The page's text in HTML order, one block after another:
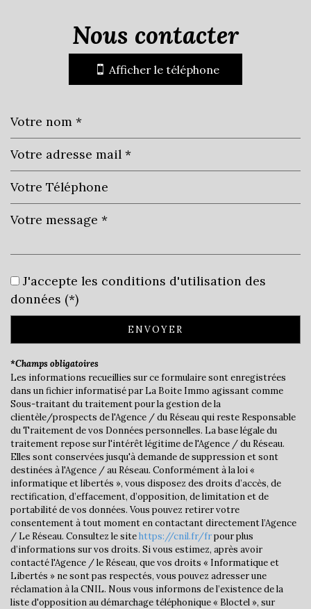
École primaire
statistiques
Nombre d'habitants
Propriétaires (vs. locataires)
59,45 %
Taxe habitation
22,33 %
Taxe foncière
Habitants de moins de 25 ans
21,76 %
Habitants de 25 à 55 ans
Habitants de plus de 55 ans
Nombre d'enfants par famille
0,62
Familles sans enfant
62,26 %
Familles avec 1 ou 2 enfants
nous contacter
Afficher le téléphone
J'accepte les conditions d'utilisation des
données (*)
ENVOYER
*Champs obligatoires
Les informations recueillies sur ce formulaire sont enregistrées
dans un fichier informatisé par La Boite Immo agissant comme
Sous-traitant du traitement pour la gestion de la
clientèle/prospects de l'Agence / du Réseau qui reste Responsable
du Traitement de vos Données personnelles. La base légale du
traitement repose sur l'intérêt légitime de l'Agence / du Réseau.
Elles sont conservées jusqu'à demande de suppression et sont
destinées à l'Agence / au Réseau. Conformément à la loi «
informatique et libertés », vous disposez des droits d’accès, de
rectification, d’effacement, d’opposition, de limitation et de
portabilité de vos données. Vous pouvez retirer votre
consentement à tout moment en contactant directement l’Agence
/ Le Réseau. Consultez le sitehttps://cnil.fr/frpour plus
d’informations sur vos droits. Si vous estimez, après avoir
contacté l'Agence / le Réseau, que vos droits « Informatique et
Libertés » ne sont pas respectés, vous pouvez adresser une
réclamation à la CNIL. Nous vous informons de l’existence de la
liste d'opposition au démarchage téléphonique « Bloctel », sur